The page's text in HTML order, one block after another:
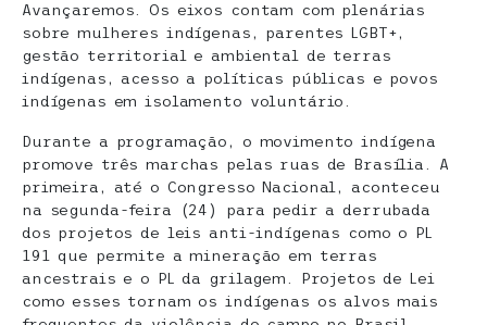
Avançaremos. Os eixos contam com plenárias
sobre mulheres indígenas, parentes LGBT+,
gestão territorial e ambiental de terras
indígenas, acesso a políticas públicas e povos
indígenas em isolamento voluntário.
Durante a programação, o movimento indígena
promove três marchas pelas ruas de Brasília. A
primeira, até o Congresso Nacional, aconteceu
na segunda-feira (24) para pedir a derrubada
dos projetos de leis anti-indígenas como o PL
191 que permite a mineração em terras
ancestrais e o PL da grilagem. Projetos de Lei
como esses tornam os indígenas os alvos mais